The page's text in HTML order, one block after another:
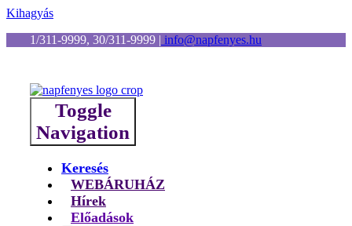
Kihagyás
1/311-9999, 30/311-9999 | info@napfenyes.hu
Toggle
Navigation
Keresés
WEBÁRUHÁZ
Hírek
Előadások